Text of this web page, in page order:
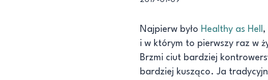
Najpierw było Healthy as Hell ,
i w którym to pierwszy raz w
Brzmi ciut bardziej
bardziej kusząco. Ja